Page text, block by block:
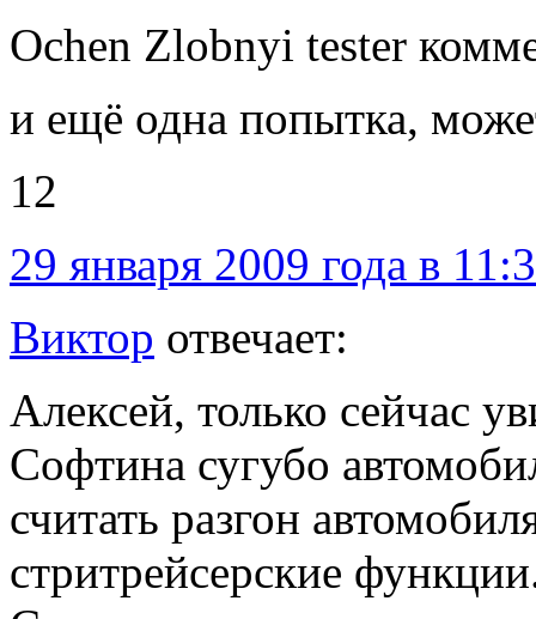
Ochen Zlobnyi tester
и ещё одна попытка,
12
29 января 2009 года в
Виктор отвечает:
Алексей, только сейчас
Софтина сугубо
считать разгон
стритрейсерские